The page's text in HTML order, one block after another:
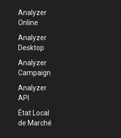
Analyzer
Online
Analyzer
Desktop
Analyzer
Campaign
Analyzer
API
État Local
de Marché